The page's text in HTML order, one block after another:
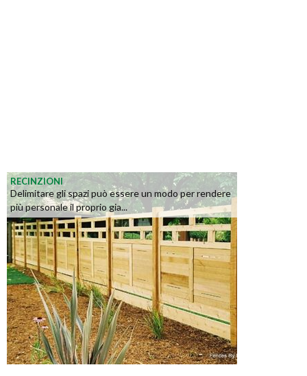
RECINZIONI
Delimitare gli spazi può essere un modo per rendere
più personale il proprio gia...